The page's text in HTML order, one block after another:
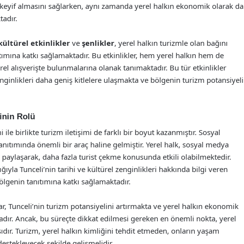
almasını sağlarken, aynı zamanda yerel halkın ekonomik olarak da
etkinliklerve şenlikler, yerel halkın turizmle olan bağını
katkı sağlamaktadır. Bu etkinlikler, hem yerel halkın hem de
alışverişte bulunmalarına olanak tanımaktadır. Bu tür etkinlikler
daha geniş kitlelere ulaşmakta ve bölgenin turizm potansiyeli
Rolü
birlikte turizm iletişimi de farklı bir boyut kazanmıştır. Sosyal
önemli bir araç haline gelmiştir. Yerel halk, sosyal medya
daha fazla turist çekme konusunda etkili olabilmektedir.
Tunceli’nin tarihi ve kültürel zenginlikleri hakkında bilgi veren
tanıtımına katkı sağlamaktadır.
Tunceli’nin turizm potansiyelini artırmakta ve yerel halkın ekonomik
Ancak, bu süreçte dikkat edilmesi gereken en önemli nokta, yerel
Turizm, yerel halkın kimliğini tehdit etmeden, onların yaşam